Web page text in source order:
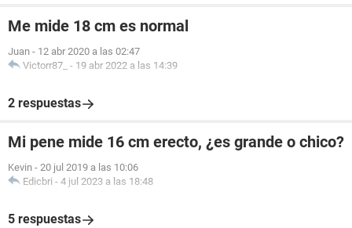
Me mide 18 cm es normal
Juan - 12 abr 2020 a las 02:47
Victorr87_ - 19 abr 2022 a las 14:39
2 respuestas
Mi pene mide 16 cm erecto, ¿es grande o chico?
Kevin - 20 jul 2019 a las 10:06
Edicbri - 4 jul 2023 a las 18:48
5 respuestas